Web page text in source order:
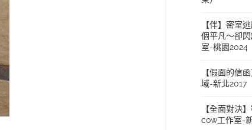
【伴】密室
個平凡～卻
室-桃園2024
【假面的信
域-新北2017
【全面對決
cow工作室-